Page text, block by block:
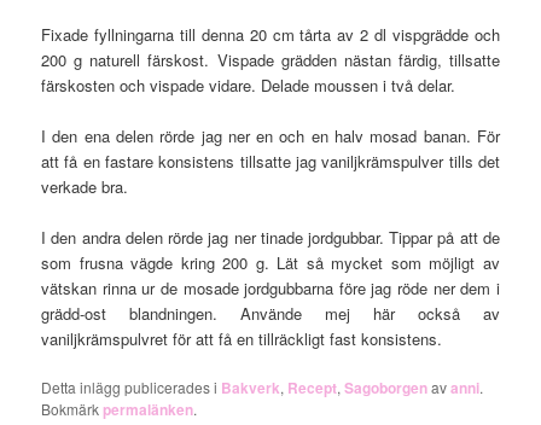
Fixade fyllningarna till denna 20 cm tårta av 2 dl vispgrädde och
200 g naturell färskost. Vispade grädden nästan färdig, tillsatte
färskosten och vispade vidare. Delade moussen i två delar.
I den ena delen rörde jag ner en och en halv mosad banan. För
att få en fastare konsistens tillsatte jag vaniljkrämspulver tills det
verkade bra.
I den andra delen rörde jag ner tinade jordgubbar. Tippar på att de
som frusna vägde kring 200 g. Lät så mycket som möjligt av
vätskan rinna ur de mosade jordgubbarna före jag röde ner dem i
grädd-ost blandningen. Använde mej här också av
vaniljkrämspulvret för att få en tillräckligt fast konsistens.
Detta inlägg publicerades i Bakverk, Recept,Sagoborgenavanni.
Bokmärkpermalänken.